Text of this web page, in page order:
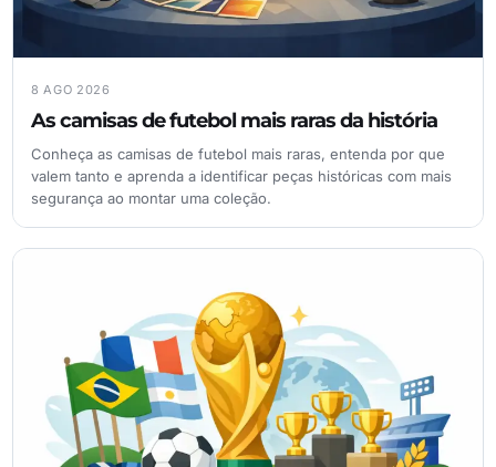
8 AGO 2026
As camisas de futebol mais raras da história
Conheça as camisas de futebol mais raras, entenda por que
valem tanto e aprenda a identificar peças históricas com mais
segurança ao montar uma coleção.